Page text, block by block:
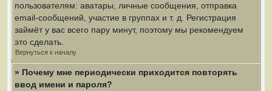
пользователям: аватары, личные сообщения, отправка
email-сообщений, участие в группах и т. д. Регистрация
займёт у вас всего пару минут, поэтому мы рекомендуем
это сделать.
Вернуться к началу
» Почему мне периодически приходится повторять
ввод имени и пароля?